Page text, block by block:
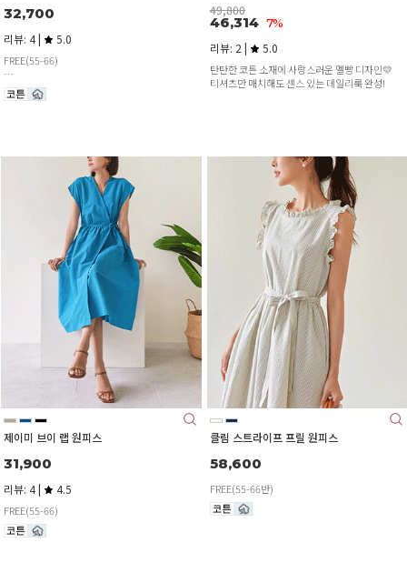
32,700
리뷰: 4 | 5.0
FREE(55-66)
49,800
46,314 7%
리뷰: 2 | 5.0
탄탄한 코튼 소재에 사랑스러운 멜빵 디자인💛
티셔츠만 매치해도 센스 있는 데일리룩 완성!
제이미 브이 랩 원피스
31,900
리뷰: 4 | 4.5
FREE(55-66)
클림 스트라이프 프릴 원피스
58,600
FREE(55-66반)